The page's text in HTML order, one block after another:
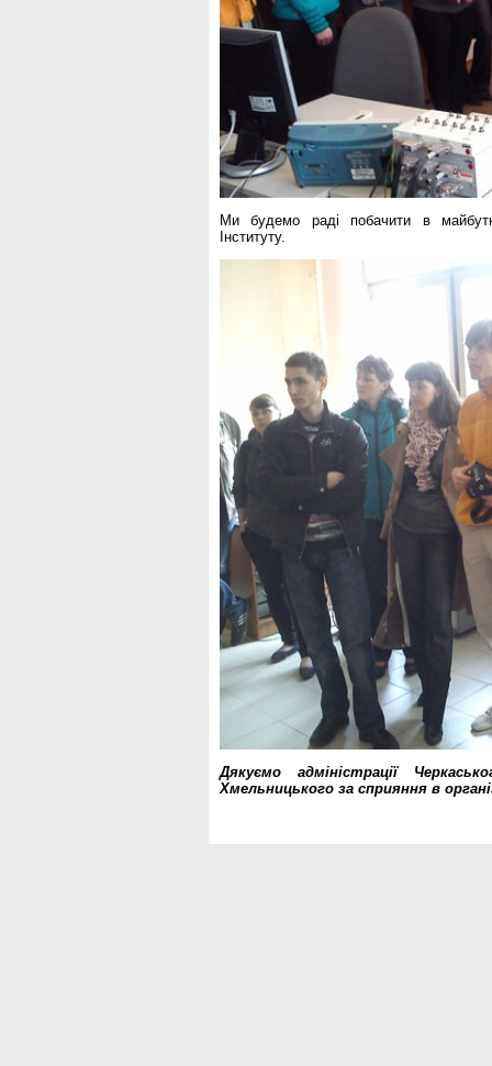
Ми будемо раді побачити в
Інституту.
Дякуємо адміністрації
Хмельницького за сприяння в